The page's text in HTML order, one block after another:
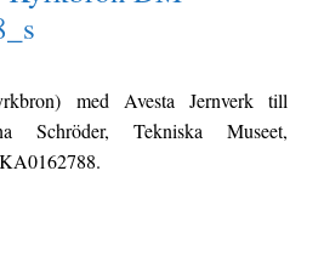
med Avesta Jernverk till
Schröder, Tekniska Museet,